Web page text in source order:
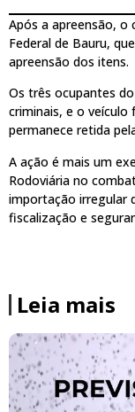
Após a apreensão, o
Federal de Bauru,
apreensão dos itens.
Os três ocupantes
criminais, e o veículo
permanece retida
A ação é mais um
Rodoviária no
importação irregular
fiscalização e
Leia mais